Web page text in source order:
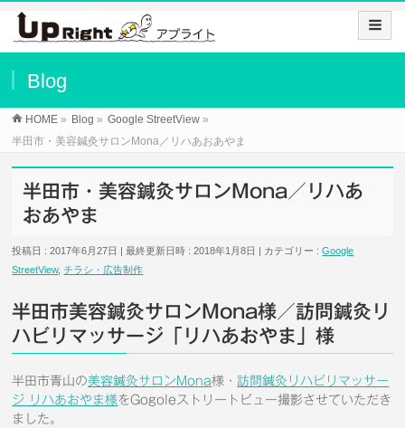
Blog
HOME » Blog » Google StreetView »
半田市・美容鍼灸サロンMona／リハあおあやま
半田市・美容鍼灸サロンMona／リハあ
おあやま
投稿日 : 2017年6月27日 最終更新日時 : 2018年1月8日 カテゴリー :Google
StreetView,チラシ・広告制作
半田市美容鍼灸サロンMona様／訪問鍼灸リ
ハビリマッサージ「リハあおやま」様
半田市青山の美容鍼灸サロンMona様・訪問鍼灸リハビリマッサー
ジ リハあおやま様をGogoleストリートビュー撮影させていただき
ました。